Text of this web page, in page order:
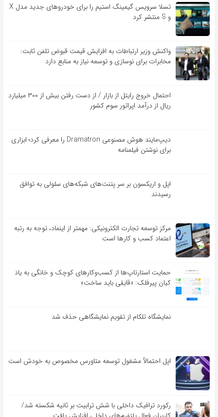
تسلا سرویس گیمینگ استیم را برای خودروهای جدید مدل X
و S منتشر کرد
واکنش وزیر ارتباطات به افزایش قیمت قبوض تلفن ثابت:
مخابرات برای نوسازی و توسعه نیاز به منابع دارد
احتمال خروج رایتل از بازار / از دست رفتن بیش از ۳۰۰ میلیارد
ریال از درآمد اپراتور سوم کشور
دیپ‌مایند هوش مصنوعی Dramatron را معرفی کرد؛ ابزاری
برای نوشتن فیلمنامه
اپل و اریکسون بر سر پتنت‌های شبکه‌های سلولی به توافق
رسیدند
مرکز توسعه تجارت الکترونیکی: مهمتر از اینماد، توجه به رتبه
اعتماد کسب و کارها است
حمایت استارتاپ‌ها از کسب‌وکارهای کوچک و خانگی به یاد
کیان پیرفلک: «قایقی باید ساخت»
نمایشگاه تلکام از تقویم نمایشگاهی حذف شد
اپل احتمالاً مشغول توسعه متاورس مخصوص به خودش است
رکورد ترافیک داخلی با شش ترابیت بر ثانیه شکسته شد/